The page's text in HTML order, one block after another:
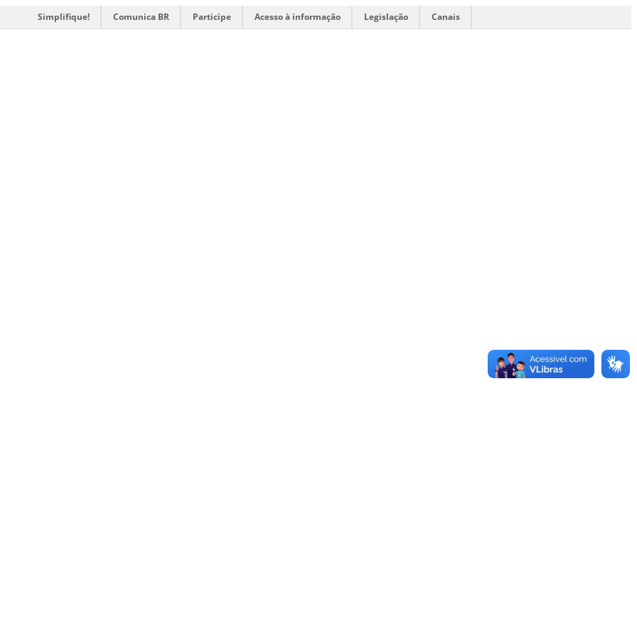
Simplifique! Comunica BR Participe Acesso à informação Legislação Canais